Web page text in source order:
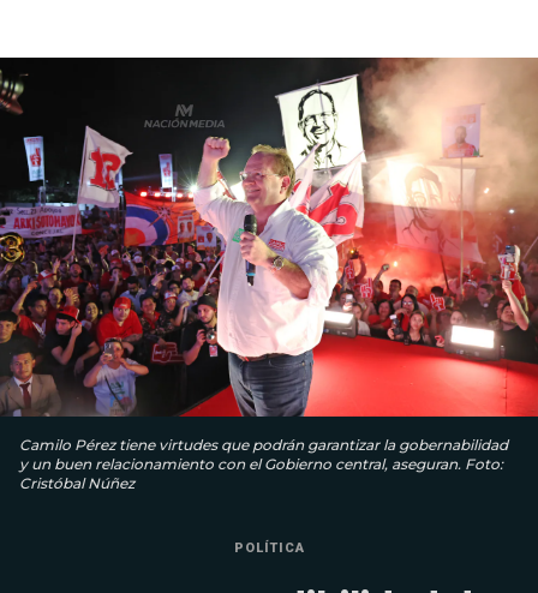
Camilo Pérez tiene virtudes que podrán garantizar la gobernabilidad
y un buen relacionamiento con el Gobierno central, aseguran. Foto:
Cristóbal Núñez
POLÍTICA